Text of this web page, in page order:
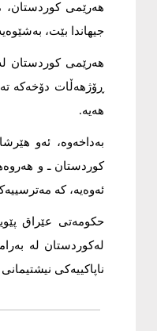
هەرێمی کوردستان،
جیهاندا بێت،
هەرێمی کوردستان
ڕۆژهەڵات دۆخەکە
هەیە.
بەداخەوە، ئەو
کوردستان ـ و
ئەوەیە، کە
حکومەتی عێراق
لەكوردستان لە
ناپاکییەکی